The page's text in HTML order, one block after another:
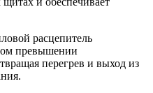
расцепитель
превышении
перегрев и выход из